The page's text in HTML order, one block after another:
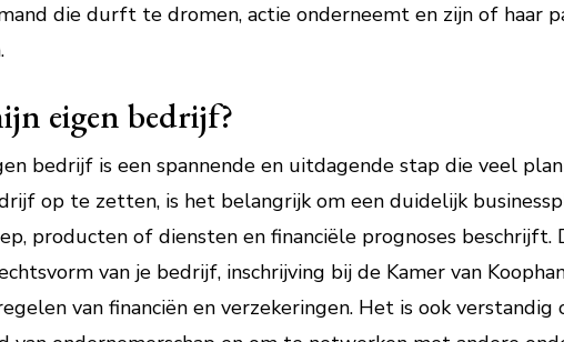
die durft te dromen, actie onderneemt en zijn of haar
eigen bedrijf?
bedrijf is een spannende en uitdagende stap die veel
op te zetten, is het belangrijk om een duidelijk
producten of diensten en financiële prognoses beschrijft.
van je bedrijf, inschrijving bij de Kamer van
van financiën en verzekeringen. Het is ook verstandig